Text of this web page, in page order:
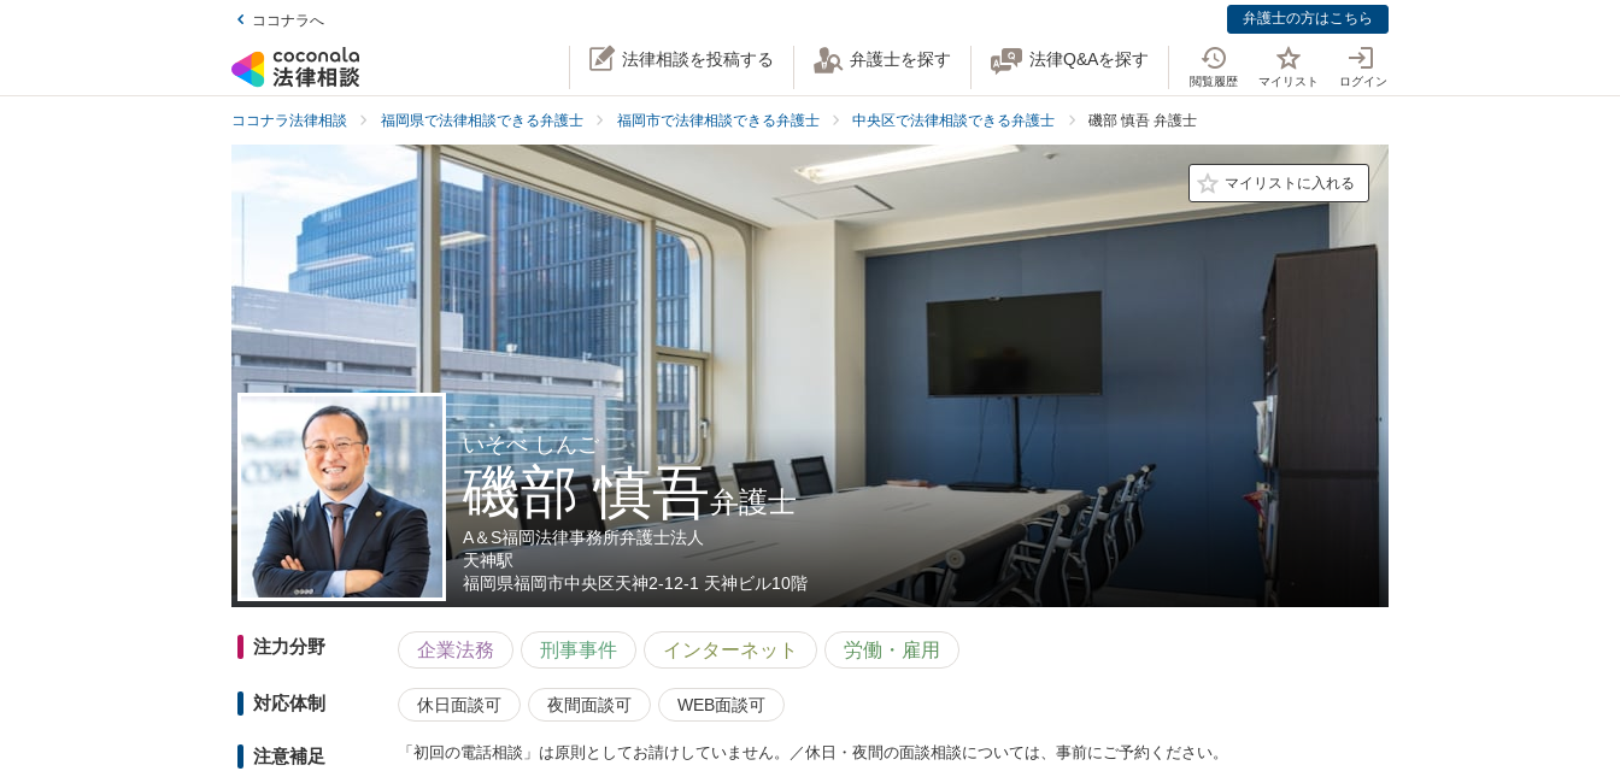
ココナラへ 弁護士の方はこちら
法律相談を投稿する 弁護士を探す 法律Q&Aを探す
閲覧履歴 マイリスト ログイン
ココナラ法律相談 福岡県で法律相談できる弁護士 福岡市で法律相談できる弁護士 中央区で法律相談できる弁護士 磯部 慎吾 弁護士
マイリストに入れる
いそべ しんご
磯部 慎吾弁護士
A＆S福岡法律事務所弁護士法人
天神駅
福岡県福岡市中央区天神2-12-1 天神ビル10階
注力分野 企業法務 刑事事件 インターネット 労働・雇用
対応体制 休日面談可 夜間面談可 WEB面談可
注意補足 「初回の電話相談」は原則としてお請けしていません。／休日・夜間の面談相談については、事前にご予約ください。